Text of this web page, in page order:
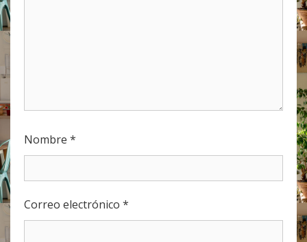
Nombre *
Correo electrónico *